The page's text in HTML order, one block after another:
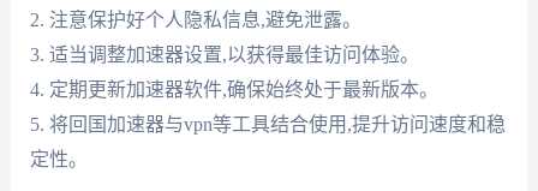
2. 注意保护好个人隐私信息,避免泄露。
3. 适当调整加速器设置,以获得最佳访问体验。
4. 定期更新加速器软件,确保始终处于最新版本。
5. 将回国加速器与vpn等工具结合使用,提升访问速度和稳
定性。